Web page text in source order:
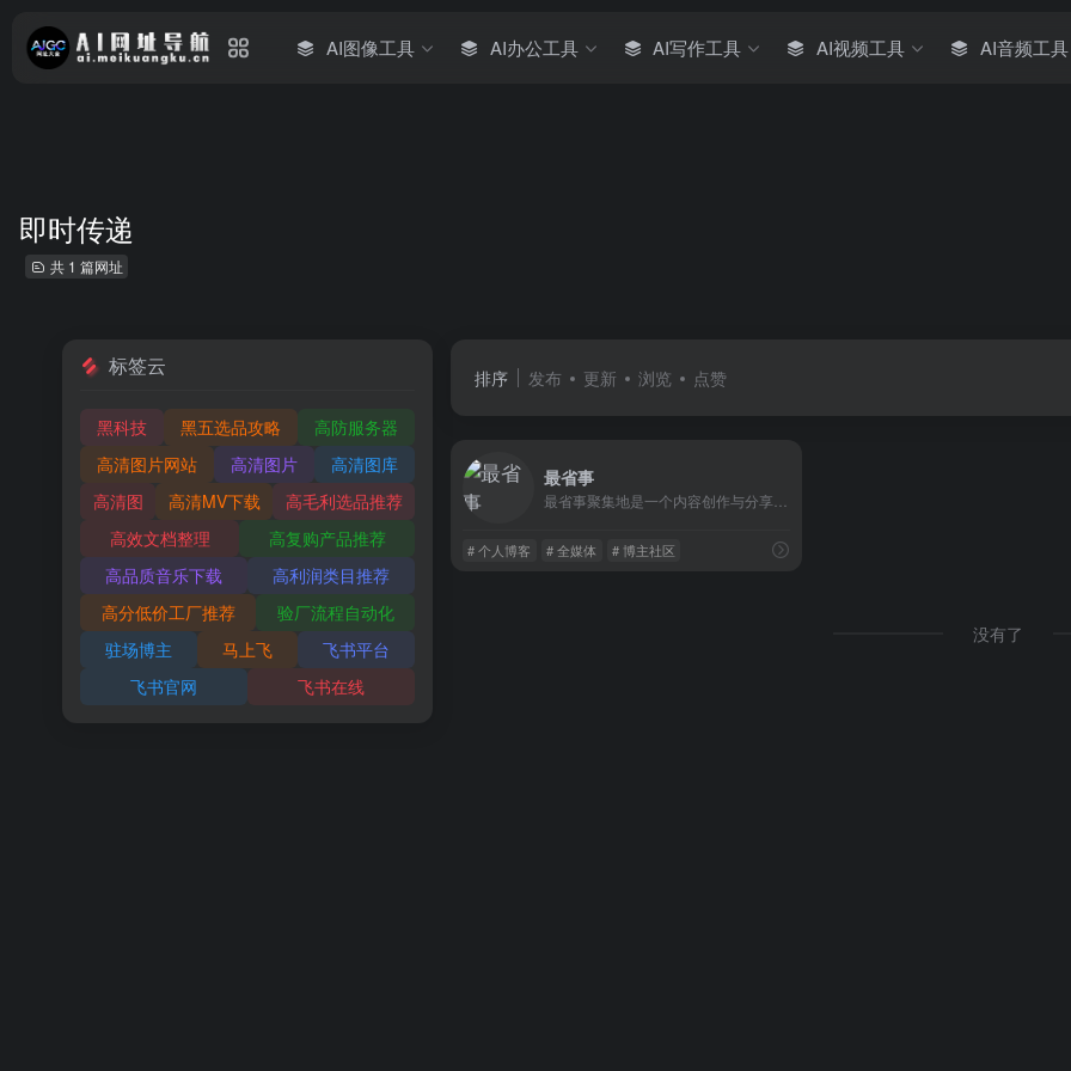
AI图像工具 AI办公工具 AI写作工具 AI视频工具 AI音频工具
即时传递
共 1 篇网址
排序 发布 更新 浏览 点赞
最省事
# 个人博客 # 全媒体 # 博主社区
没有了
标签云
黑科技 黑五选品攻略
高防服务器
高清图片网站
高清图片
高清图库
高清图
高清MV下载
高毛利选品推荐
高效文档整理
高复购产品推荐
高品质音乐下载
高利润类目推荐
高分低价工厂推荐
验厂流程自动化
驻场博主
马上飞
飞书平台
飞书官网
飞书在线